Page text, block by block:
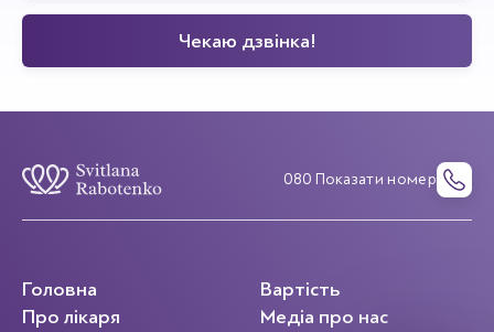
080 Показати номер
Головна
Про лікаря
Вартість
Медіа про нас